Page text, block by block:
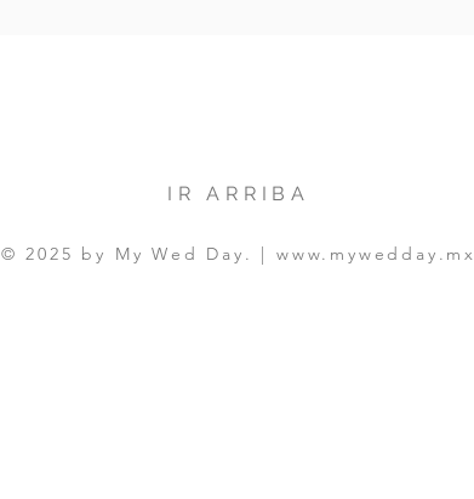
IR ARRIBA
© 2025 by My Wed Day. |www.mywedday.mx